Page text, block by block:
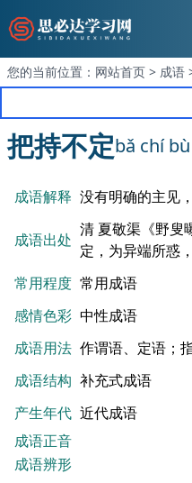
您的当前位置： 网站首页 > 成语
把持不定bǎ chí
成语解释 没有明确的主见
成语出处
清 夏敬渠《野叟
定，为异端所惑
常用程度 常用成语
感情色彩 中性成语
成语用法 作谓语、定语；
成语结构 补充式成语
产生年代 近代成语
成语正音
成语辨形